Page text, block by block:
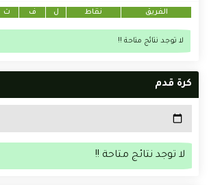
الفريق نقاط ل ف ت
لا توجد نتائج متاحة !!
كرة قدم
لا توجد نتائج متاحة !!